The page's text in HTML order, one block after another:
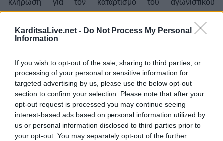
KarditsaLive.net - Do Not Process My Personal
Information
If you wish to opt-out of the sale, sharing to third parties, or
processing of your personal or sensitive information for
targeted advertising by us, please use the below opt-out
section to confirm your selection. Please note that after your
opt-out request is processed you may continue seeing
interest-based ads based on personal information utilized by
us or personal information disclosed to third parties prior to
your opt-out. You may separately opt-out of the further
κλήρωση για τον καταρτισμό του αγωνιστικού
Kατηγορίας Ποδοσφαίρου Γυναικών της αγωνιστικής
περίοδου 2024-25.
Κατηγορία Ποδόσφαιρο Γυναικών 27 Σεπτεμβρίου 2024, 15:36